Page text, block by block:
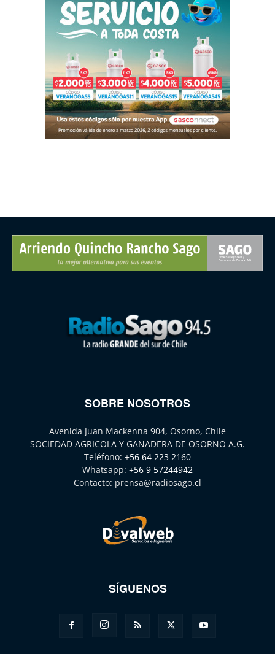
SOBRE NOSOTROS
Avenida Juan Mackenna 904, Osorno, Chile
SOCIEDAD AGRICOLA Y GANADERA DE OSORNO A.G.
Teléfono: +56 64 223 2160
Whatsapp: +56 9 57244942
Contacto: prensa@radiosago.cl
SÍGUENOS